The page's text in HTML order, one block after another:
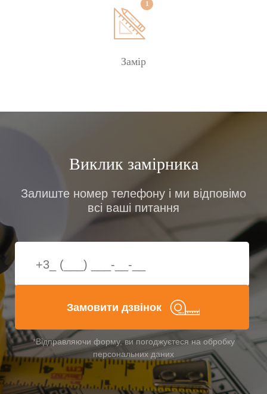
Замір
Виклик замірника
Залиште номер телефону і ми відповімо
всі ваші питання
Замовити дзвінок
*Відправляючи форму, ви погоджуєтеся на обробку
персональних даних